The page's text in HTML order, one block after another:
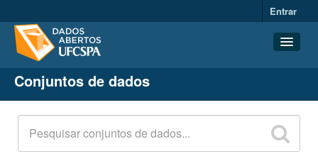
Entrar
Conjuntos de dados
Organizações
Grupos
Sobre
Conjuntos de dados